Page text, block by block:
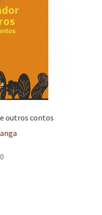
outros contos